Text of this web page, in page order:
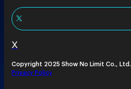
X
Copyright 2025 Show No Limit Co., Ltd.
Privacy Policy